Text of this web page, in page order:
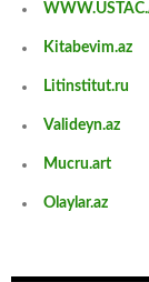
Kitabevim.az
Litinstitut.ru
Valideyn.az
Mucru.art
Olaylar.az